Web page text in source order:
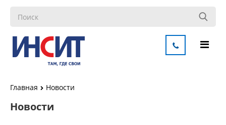
Новости
Главная Новости